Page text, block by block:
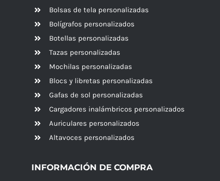
Bolsas de tela personalizadas
Bolígrafos personalizados
Botellas personalizadas
Tazas personalizadas
Mochilas personalizadas
Blocs y libretas personalizadas
Gafas de sol personalizadas
Cargadores inalámbricos personalizados
Auriculares personalizados
Altavoces personalizados
INFORMACIÓN DE COMPRA